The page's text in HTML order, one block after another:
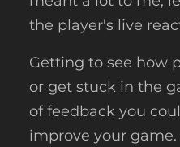
the player's live
Getting to see how
or get stuck in the
of feedback you
improve your game.